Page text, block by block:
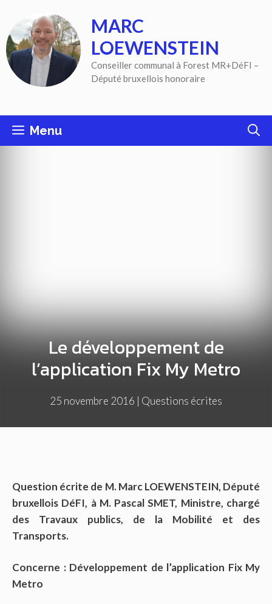
contenu
MARC
LOEWENSTEIN
Conseiller communal à Forest MR+DéFI –
Député bruxellois honoraire
Menu
Le développement de
l’application Fix My Metro
25 novembre 2016 | Questions écrites
Question écrite de M. Marc LOEWENSTEIN, Député
bruxellois DéFI, à M. Pascal SMET, Ministre, chargé
des Travaux publics, de la Mobilité et des
Transports.
Concerne : Développement de l’application Fix My
Metro